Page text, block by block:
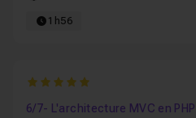
1h56
5
6/7- L'architecture MVC en